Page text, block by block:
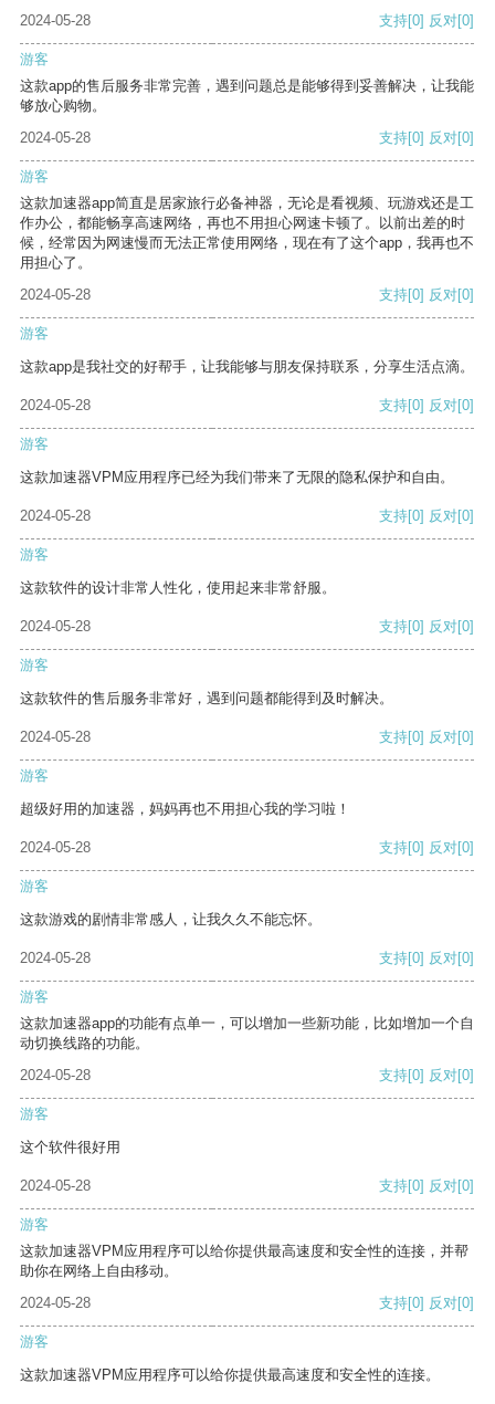
2024-05-28 支持[0] 反对[0]
游客
这款app的售后服务非常完善，遇到问题总是能够得到妥善解决，让我能
够放心购物。
2024-05-28
支持[0] 反对[0]
游客
这款加速器app简直是居家旅行必备神器，无论是看视频、玩游戏还是工
作办公，都能畅享高速网络，再也不用担心网速卡顿了。以前出差的时
候，经常因为网速慢而无法正常使用网络，现在有了这个app，我再也不
用担心了。
2024-05-28
支持[0] 反对[0]
游客
这款app是我社交的好帮手，让我能够与朋友保持联系，分享生活点滴。
2024-05-28 支持[0] 反对[0]
游客
这款加速器VPM应用程序已经为我们带来了无限的隐私保护和自由。
2024-05-28 支持[0] 反对[0]
游客
这款软件的设计非常人性化，使用起来非常舒服。
2024-05-28 支持[0] 反对[0]
游客
这款软件的售后服务非常好，遇到问题都能得到及时解决。
2024-05-28 支持[0] 反对[0]
游客
超级好用的加速器，妈妈再也不用担心我的学习啦！
2024-05-28 支持[0] 反对[0]
游客
这款游戏的剧情非常感人，让我久久不能忘怀。
2024-05-28 支持[0] 反对[0]
游客
这款加速器app的功能有点单一，可以增加一些新功能，比如增加一个自
动切换线路的功能。
2024-05-28
支持[0] 反对[0]
游客
这个软件很好用
2024-05-28 支持[0] 反对[0]
游客
这款加速器VPM应用程序可以给你提供最高速度和安全性的连接，并帮
助你在网络上自由移动。
2024-05-28
支持[0] 反对[0]
游客
这款加速器VPM应用程序可以给你提供最高速度和安全性的连接。